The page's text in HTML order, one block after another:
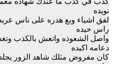
نويده
لفق اشياء وبع هدره على ناس
راس حيده
واصل الشعوذه واتعش بالكذب
دعامه اكيده
كان مفروض مثلك شاهد الزور يجلد